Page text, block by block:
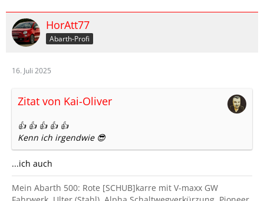
HorAtt77
Abarth-Profi
16. Juli 2025
Zitat von Kai-Oliver
👍 👍 👍 👍 👍
Kenn ich irgendwie 😎
...ich auch
Mein Abarth 500: Rote [SCHUB]karre mit V-maxx GW